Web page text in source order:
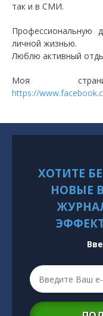
так и в СМИ.
Профессиональную
личной жизнью.
Люблю активный
Моя
https://
ХОТИТЕ
НОВЫЕ